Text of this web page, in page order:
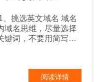
域名思维，尽量选择
键词，不要用简写，
以要选择有成熟外贸
阅读详情